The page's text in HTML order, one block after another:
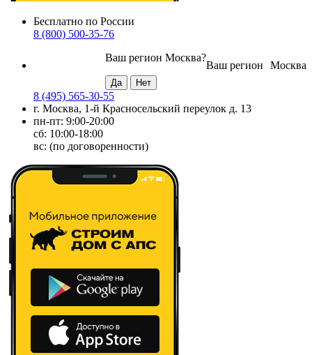
Бесплатно по России
8 (800) 500-35-76
Москва
Ваш регион
Ваш регион Москва?
8 (495) 565-30-55
г. Москва, 1-й Красносельский переулок д. 13
пн-пт: 9:00-20:00
сб: 10:00-18:00
вс: (по договоренности)